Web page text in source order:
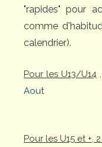
"rapides" pour
comme
calendrier).
Pour les U13/U14,
Aout
Pour les U15 et +,